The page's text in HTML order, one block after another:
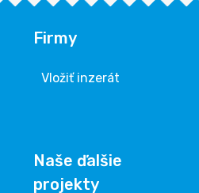
Firmy
Vložiť inzerát
Naše ďalšie
projekty